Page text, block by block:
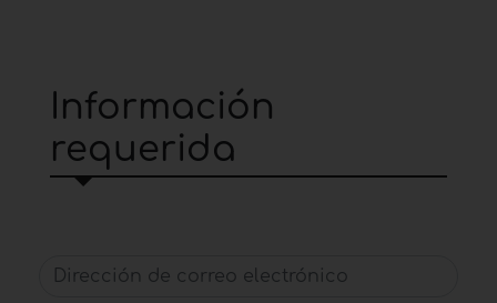
Información
requerida
Dirección de correo electrónico